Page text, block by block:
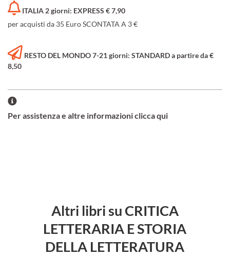
ITALIA 2 giorni: EXPRESS € 7,90
per acquisti da 35 Euro SCONTATA A 3 €
RESTO DEL MONDO 7-21 giorni: STANDARD a partire da €
8,50
Per assistenza e altre informazioni clicca qui
Altri libri su CRITICA
LETTERARIA E STORIA
DELLA LETTERATURA